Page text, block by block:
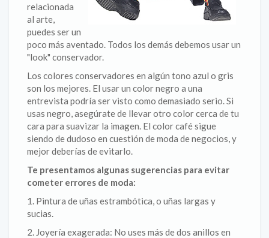
relacionada
al arte,
puedes ser un
poco más aventado. Todos los demás debemos usar un
"look" conservador.
Los colores conservadores en algún tono azul o gris
son los mejores. El usar un color negro a una
entrevista podría ser visto como demasiado serio. Si
usas negro, asegúrate de llevar otro color cerca de tu
cara para suavizar la imagen. El color café sigue
siendo de dudoso en cuestión de moda de negocios, y
mejor deberías de evitarlo.
Te presentamos algunas sugerencias para evitar
cometer errores de moda:
1. Pintura de uñas estrambótica, o uñas largas y
sucias.
2. Joyería exagerada: No uses más de dos anillos en